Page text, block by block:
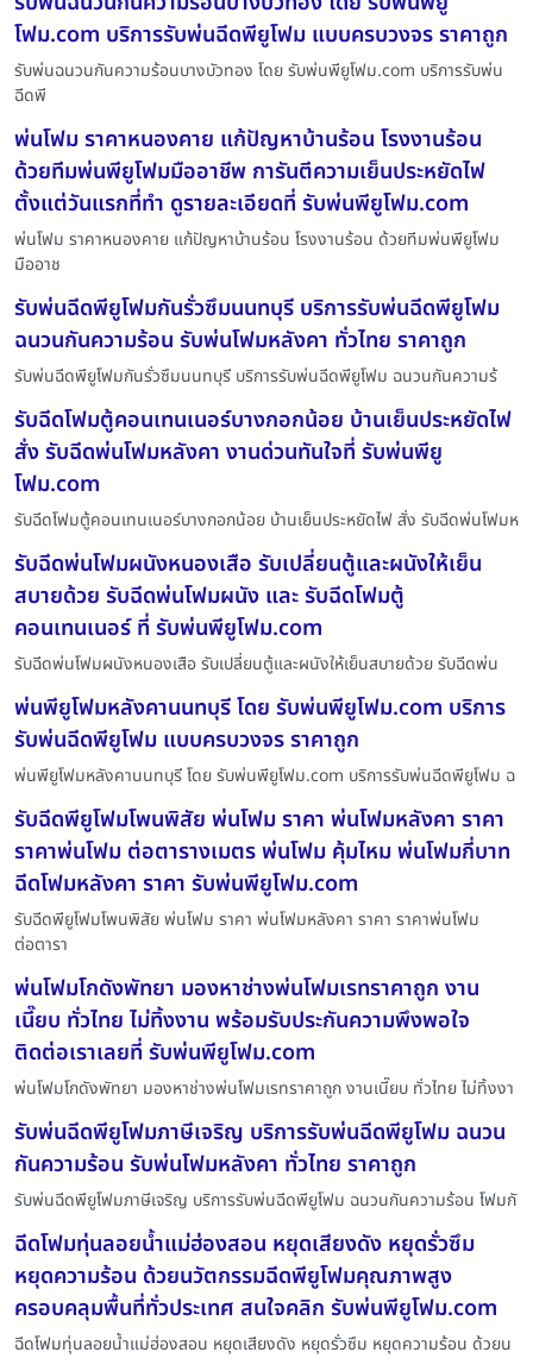
โฟม.com บริการรับพ่นฉีดพียูโฟม แบบครบวงจร ราคาถูก
รับพ่นฉนวนกันความร้อนบางบัวทอง โดย รับพ่นพียูโฟม.com บริการรับพ่น
ฉีดพี
พ่นโฟม ราคาหนองคาย แก้ปัญหาบ้านร้อน โรงงานร้อน
ด้วยทีมพ่นพียูโฟมมืออาชีพ การันตีความเย็นประหยัดไฟ
ตั้งแต่วันแรกที่ทำ ดูรายละเอียดที่ รับพ่นพียูโฟม.com
พ่นโฟม ราคาหนองคาย แก้ปัญหาบ้านร้อน โรงงานร้อน ด้วยทีมพ่นพียูโฟม
มืออาช
รับพ่นฉีดพียูโฟมกันรั่วซึมนนทบุรี บริการรับพ่นฉีดพียูโฟม
ฉนวนกันความร้อน รับพ่นโฟมหลังคา ทั่วไทย ราคาถูก
รับพ่นฉีดพียูโฟมกันรั่วซึมนนทบุรี บริการรับพ่นฉีดพียูโฟม ฉนวนกันความร้
รับฉีดโฟมตู้คอนเทนเนอร์บางกอกน้อย บ้านเย็นประหยัดไฟ
สั่ง รับฉีดพ่นโฟมหลังคา งานด่วนทันใจที่ รับพ่นพียู
โฟม.com
รับฉีดโฟมตู้คอนเทนเนอร์บางกอกน้อย บ้านเย็นประหยัดไฟ สั่ง รับฉีดพ่นโฟมห
รับฉีดพ่นโฟมผนังหนองเสือ รับเปลี่ยนตู้และผนังให้เย็น
สบายด้วย รับฉีดพ่นโฟมผนัง และ รับฉีดโฟมตู้
คอนเทนเนอร์ ที่ รับพ่นพียูโฟม.com
รับฉีดพ่นโฟมผนังหนองเสือ รับเปลี่ยนตู้และผนังให้เย็นสบายด้วย รับฉีดพ่น
พ่นพียูโฟมหลังคานนทบุรี โดย รับพ่นพียูโฟม.com บริการ
รับพ่นฉีดพียูโฟม แบบครบวงจร ราคาถูก
พ่นพียูโฟมหลังคานนทบุรี โดย รับพ่นพียูโฟม.com บริการรับพ่นฉีดพียูโฟม ฉ
รับฉีดพียูโฟมโพนพิสัย พ่นโฟม ราคา พ่นโฟมหลังคา ราคา
ราคาพ่นโฟม ต่อตารางเมตร พ่นโฟม คุ้มไหม พ่นโฟมกี่บาท
ฉีดโฟมหลังคา ราคา รับพ่นพียูโฟม.com
รับฉีดพียูโฟมโพนพิสัย พ่นโฟม ราคา พ่นโฟมหลังคา ราคา ราคาพ่นโฟม
ต่อตารา
พ่นโฟมโกดังพัทยา มองหาช่างพ่นโฟมเรทราคาถูก งาน
เนี๊ยบ ทั่วไทย ไม่ทิ้งงาน พร้อมรับประกันความพึงพอใจ
ติดต่อเราเลยที่ รับพ่นพียูโฟม.com
พ่นโฟมโกดังพัทยา มองหาช่างพ่นโฟมเรทราคาถูก งานเนี๊ยบ ทั่วไทย ไม่ทิ้งงา
รับพ่นฉีดพียูโฟมภาษีเจริญ บริการรับพ่นฉีดพียูโฟม ฉนวน
กันความร้อน รับพ่นโฟมหลังคา ทั่วไทย ราคาถูก
รับพ่นฉีดพียูโฟมภาษีเจริญ บริการรับพ่นฉีดพียูโฟม ฉนวนกันความร้อน โฟมกั
ฉีดโฟมทุ่นลอยน้ำแม่ฮ่องสอน หยุดเสียงดัง หยุดรั่วซึม
หยุดความร้อน ด้วยนวัตกรรมฉีดพียูโฟมคุณภาพสูง
ครอบคลุมพื้นที่ทั่วประเทศ สนใจคลิก รับพ่นพียูโฟม.com
ฉีดโฟมทุ่นลอยน้ำแม่ฮ่องสอน หยุดเสียงดัง หยุดรั่วซึม หยุดความร้อน ด้วยน